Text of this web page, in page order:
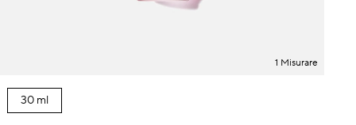
1 Misurare
30 ml